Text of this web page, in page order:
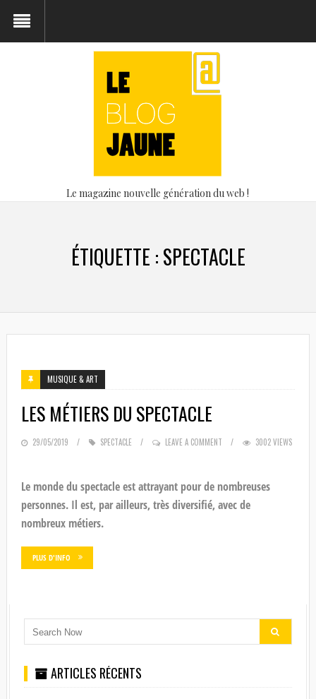
Le magazine nouvelle génération du web !
ÉTIQUETTE :SPECTACLE
MUSIQUE & ART
LES MÉTIERS DU SPECTACLE
POSTED
29/05/2019 SPECTACLE LEAVE A COMMENT 3002 VIEWS
Le monde du spectacle est attrayant pour de nombreuses
personnes. Il est, par ailleurs, très diversifié, avec de
nombreux métiers.
PLUS D'INFO
ARTICLES RÉCENTS